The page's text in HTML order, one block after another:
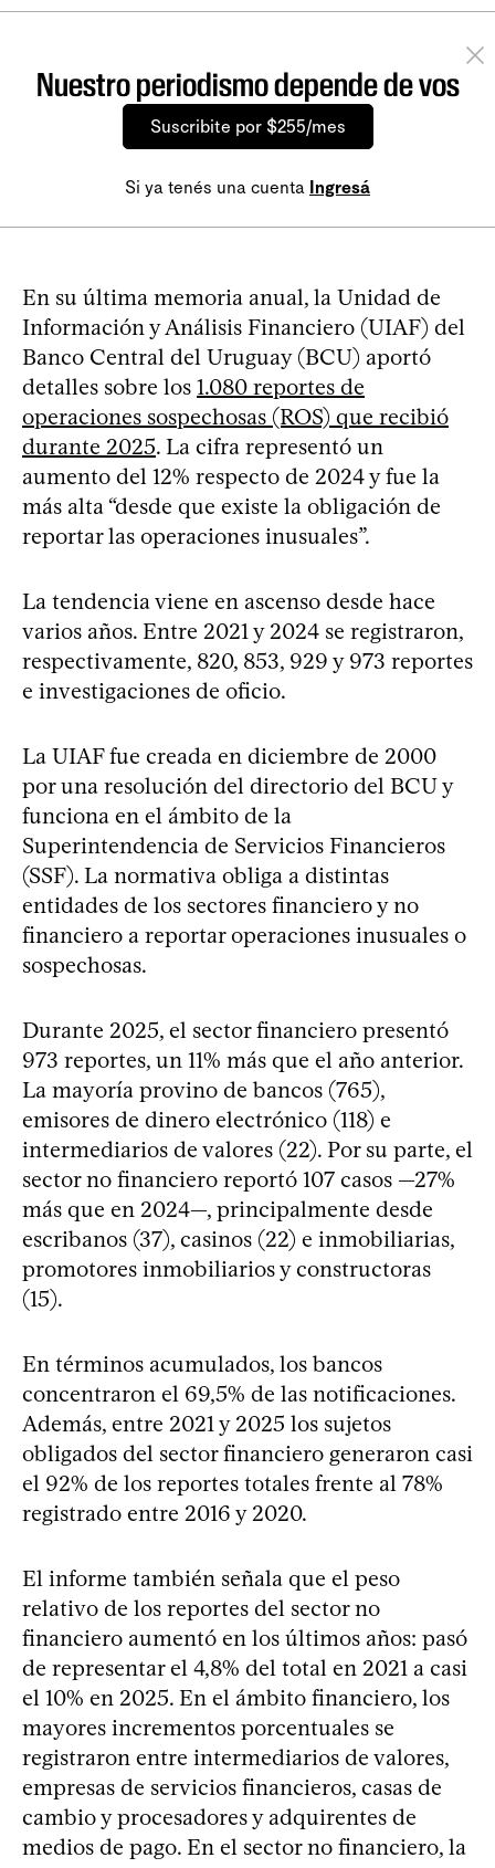
Nuestro periodismo depende de vos
Suscribite por $255/mes
Si ya tenés una cuenta Ingresá
En su última memoria anual, la Unidad de
Información y Análisis Financiero (UIAF) del
Banco Central del Uruguay (BCU) aportó
detalles sobre los 1.080 reportes de
operaciones sospechosas (ROS) que recibió
durante 2025. La cifra representó un
aumento del 12% respecto de 2024 y fue la
más alta “desde que existe la obligación de
reportar las operaciones inusuales”.
La tendencia viene en ascenso desde hace
varios años. Entre 2021 y 2024 se registraron,
respectivamente, 820, 853, 929 y 973 reportes
e investigaciones de oficio.
La UIAF fue creada en diciembre de 2000
por una resolución del directorio del BCU y
funciona en el ámbito de la
Superintendencia de Servicios Financieros
(SSF). La normativa obliga a distintas
entidades de los sectores financiero y no
financiero a reportar operaciones inusuales o
sospechosas.
Durante 2025, el sector financiero presentó
973 reportes, un 11% más que el año anterior.
La mayoría provino de bancos (765),
emisores de dinero electrónico (118) e
intermediarios de valores (22). Por su parte, el
sector no financiero reportó 107 casos —27%
más que en 2024—, principalmente desde
escribanos (37), casinos (22) e inmobiliarias,
promotores inmobiliarios y constructoras
(15).
En términos acumulados, los bancos
concentraron el 69,5% de las notificaciones.
Además, entre 2021 y 2025 los sujetos
obligados del sector financiero generaron casi
el 92% de los reportes totales frente al 78%
registrado entre 2016 y 2020.
El informe también señala que el peso
relativo de los reportes del sector no
financiero aumentó en los últimos años: pasó
de representar el 4,8% del total en 2021 a casi
el 10% en 2025. En el ámbito financiero, los
mayores incrementos porcentuales se
registraron entre intermediarios de valores,
empresas de servicios financieros, casas de
cambio y procesadores y adquirentes de
medios de pago. En el sector no financiero, la